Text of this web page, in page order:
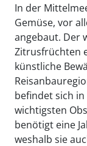
In der
Gemüse, vor
angebaut. Der
Zitrusfrüchten
künstliche
befindet sich
wichtigsten
benötigt eine
weshalb sie